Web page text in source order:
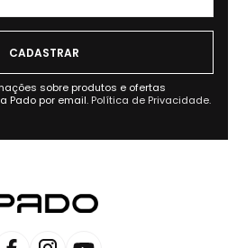
sobre produtos e ofertas
Pado por email. Política de Privacidade.